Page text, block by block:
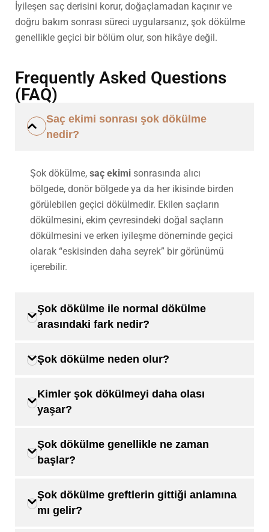
İyileşen saç derisini korur, doğaçlamadan kaçınır ve
doğru bakım sonrası süreci uygularsanız, şok dökülme
genellikle geçici bir bölüm olur, son hikâye değil.
Frequently Asked Questions
(FAQ)
Saç ekimi sonrası şok dökülme
nedir?
Şok dökülme, saç ekimi sonrasında alıcı
bölgede, donör bölgede ya da her ikisinde birden
görülebilen geçici dökülmedir. Ekilen saçların
dökülmesini, ekim çevresindeki doğal saçların
dökülmesini ve erken iyileşme döneminde geçici
olarak “eskisinden daha seyrek” bir görünümü
içerebilir.
Şok dökülme ile normal dökülme
arasındaki fark nedir?
Şok dökülme neden olur?
Kimler şok dökülmeyi daha olası
yaşar?
Şok dökülme genellikle ne zaman
başlar?
Şok dökülme greftlerin gittiği anlamına
mı gelir?